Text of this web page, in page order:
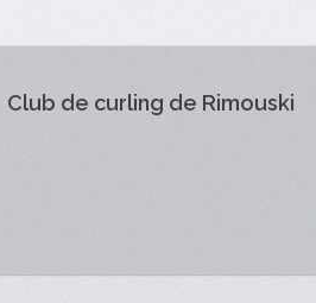
Club de curling de Rimouski